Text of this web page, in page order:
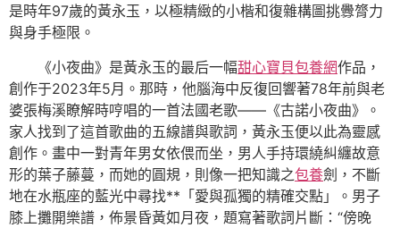
是時年97歲的黃永玉，以極精緻的小楷和復雜構圖挑釁膂力
與身手極限。
《小夜曲》是黃永玉的最后一幅甜心寶貝包養網作品，
創作于2023年5月。那時，他腦海中反復回響著78年前與老
婆張梅溪瞭解時哼唱的一首法國老歌——《古諾小夜曲》。
家人找到了這首歌曲的五線譜與歌詞，黃永玉便以此為靈感
創作。畫中一對青年男女依偎而坐，男人手持環繞糾纏故意
形的葉子藤蔓，而她的圓規，則像一把知識之包養劍，不斷
地在水瓶座的藍光中尋找**「愛與孤獨的精確交點」。男子
膝上攤開樂譜，佈景昏黃如月夜，題寫著歌詞片斷：“傍晚